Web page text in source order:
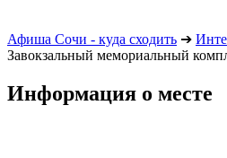
Афиша Сочи - куда сходить ➔
Завокзальный мемориальный
Информация о месте